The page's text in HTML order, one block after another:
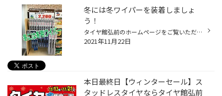
冬には冬ワイパーを装着しましょ
う！
タイヤ館弘前のホームページをご覧いただき誠にありがとうございます！ 雪の便りはまだですが、冬タイヤへの交換をした方も多いかと思います。 みなさん、冬ワイパーの交換も一緒にしましたか？？ 真冬に夏ワイパーをそのままご使用すると、凍結でゴムがガラスにくっつき、いざという時に視界不良に...
2021年11月22日
本日最終日【ウィンターセール】ス
タッドレスタイヤならタイヤ館弘前